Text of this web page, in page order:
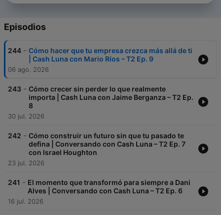
Episodios
244 - Cómo hacer que tu empresa crezca más allá de ti
| Cash Luna con Mario Ríos – T2 Ep. 9
06 ago. 2026
243 - Cómo crecer sin perder lo que realmente
importa | Cash Luna con Jaime Berganza – T2 Ep.
8
30 jul. 2026
242 - Cómo construir un futuro sin que tu pasado te
defina | Conversando con Cash Luna – T2 Ep. 7
con Israel Houghton
23 jul. 2026
241 - El momento que transformó para siempre a Dani
Alves | Conversando con Cash Luna – T2 Ep. 6
16 jul. 2026